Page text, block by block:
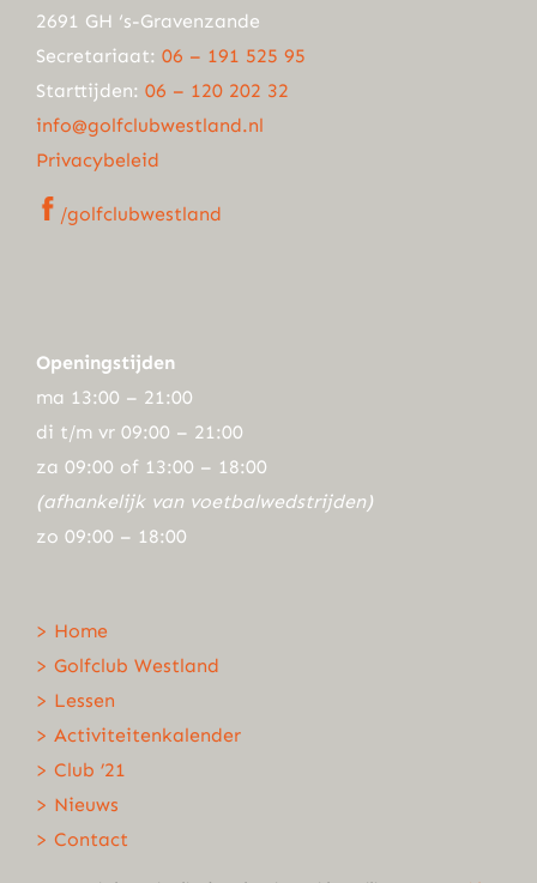
2691 GH ‘s-Gravenzande
Secretariaat: 06 – 191 525 95
Starttijden: 06 – 120 202 32
info@golfclubwestland.nl
Privacybeleid
/golfclubwestland
Openingstijden
ma 13:00 – 21:00
di t/m vr 09:00 – 21:00
za 09:00 of 13:00 – 18:00
(afhankelijk van voetbalwedstrijden)
zo 09:00 – 18:00
> Home
> Golfclub Westland
> Lessen
> Activiteitenkalender
> Club ’21
> Nieuws
> Contact